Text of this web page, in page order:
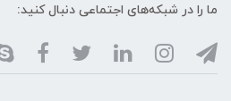
ما را در شبکه‌های اجتماعی دنبال کنید: